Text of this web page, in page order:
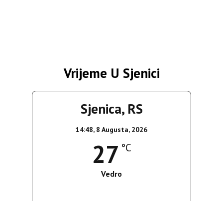
Vrijeme U Sjenici
Sjenica, RS
14:48, 8 Augusta, 2026
27 °C
Vedro